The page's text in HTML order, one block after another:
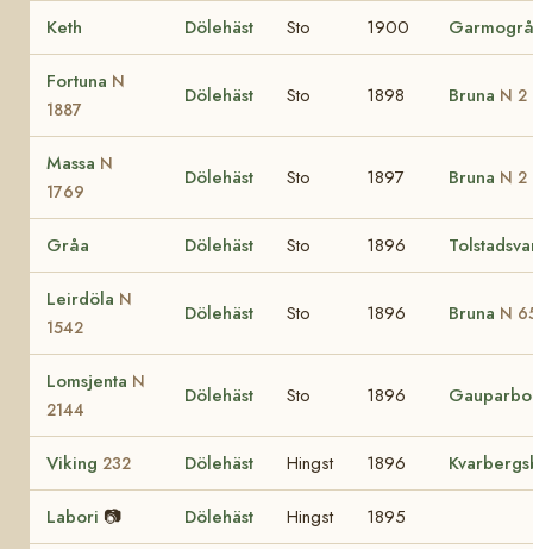
Keth Dölehäst Sto 1900
Fortuna N
1887
Dölehäst Sto 1898 Bruna N 2
Massa N
1769
Dölehäst Sto 1897 Bruna N 2
Gråa Dölehäst Sto 1896
Leirdöla N
1542
Dölehäst Sto 1896 Bruna N
Lomsjenta N
2144
Dölehäst Sto 1896
Viking 232 Dölehäst Hingst 1896
Labori 📷 Dölehäst Hingst 1895